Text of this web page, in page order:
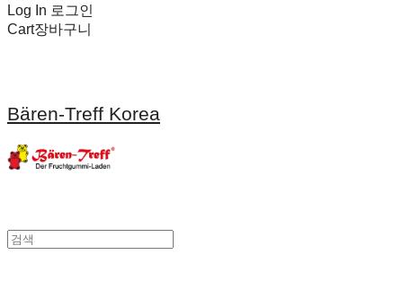
Log In 로그인
Cart장바구니
Bären-Treff Korea